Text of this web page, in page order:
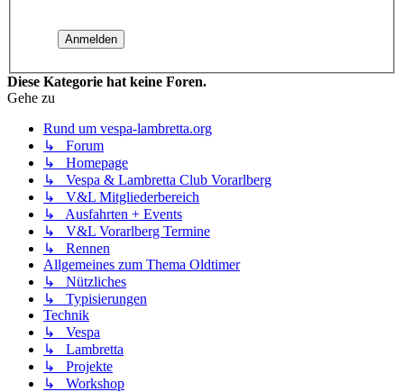
Diese Kategorie hat keine Foren.
Gehe zu
Rund um vespa-lambretta.org
↳ Forum
↳ Homepage
↳ Vespa & Lambretta Club Vorarlberg
↳ V&L Mitgliederbereich
↳ Ausfahrten + Events
↳ V&L Vorarlberg Termine
↳ Rennen
Allgemeines zum Thema Oldtimer
↳ Nützliches
↳ Typisierungen
Technik
↳ Vespa
↳ Lambretta
↳ Projekte
↳ Workshop